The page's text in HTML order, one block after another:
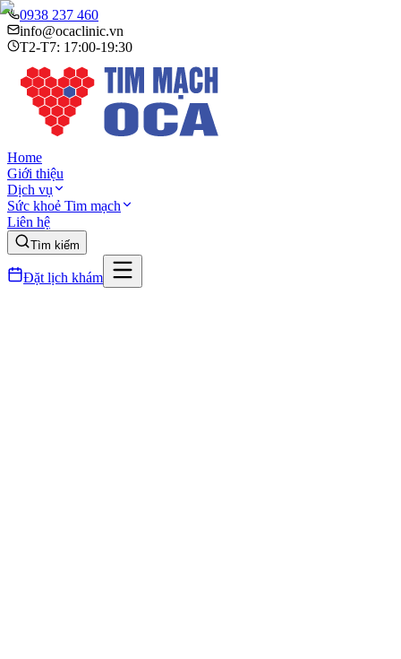
0938 237 460
info@ocaclinic.vn
T2-T7: 17:00-19:30
Home
Giới thiệu
Dịch vụ
Sức khoẻ Tim mạch
Liên hệ
Tìm kiếm
Đặt lịch khám